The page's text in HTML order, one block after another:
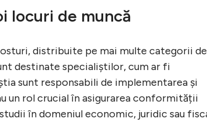
locuri de muncă
distribuite pe mai multe categorii de
destinate specialiștilor, cum ar fi
sunt responsabili de implementarea și
un rol crucial în asigurarea conformității
în domeniul economic, juridic sau